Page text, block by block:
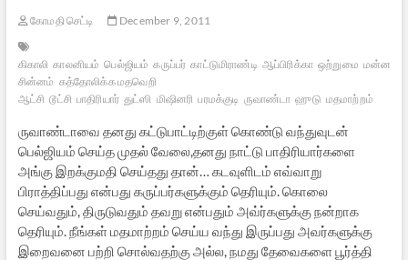
கோமதி செட்டி December 9, 2011
கிகாலி காலனியம் பெல்ஜியம் கருப்பர் காட்டுமிராண்டி ஆப்பிரிக்கா ஒற்றுமை
சின்னம் கத்தோலிக்க மதவெறி
ஆட்சி டூட்சி பாதிரியார் துட்ஸி மிஷினரி பரமக்குடி ருவாண்டா ஹுடு மதமாற்றம்
ருவாண்டாவை தனது கட்டுபாட்டிற்குள் கொண்டு வந்துவுடன்
பெல்ஜியம் செய்த முதல் வேலை,தனது நாட்டு பாதிரியார்களை
அங்கு இறக்குமதி செய்தது தான்… கடவுளிடம் எவ்வாறு
பிராத்திப்பது என்பது கருப்பர்களுக்கும் தெரியும். கொலை
செய்வதும், திருடுவதும் தவறு என்பதும் அவ்ர்களுக்கு நன்றாக
தெரியும். நீங்கள் மதமாற்றம் செய்ய வந்து இருப்பது அவர்களுக்கு
இறைவனை பற்றி சொல்வதற்கு அல்ல, நமது தேவைகளை பூர்த்தி